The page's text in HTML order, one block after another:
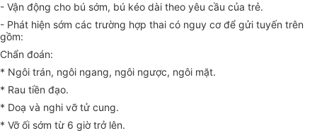
- Vận động cho bú sớm, bú kéo dài theo yêu cầu của trẻ.
- Phát hiện sớm các trường hợp thai có nguy cơ để gửi tuyến trên
gồm:
Chẩn đoán:
* Ngôi trán, ngôi ngang, ngôi ngược, ngôi mặt.
* Rau tiền đạo.
* Doạ và nghi vỡ tử cung.
* Vỡ ối sớm từ 6 giờ trở lên.